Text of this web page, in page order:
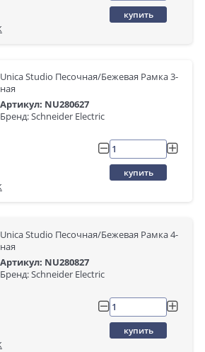
купить
Unica Studio Песочная/Бежевая Рамка 3-
ная
Артикул: NU280627
Бренд: Schneider Electric
купить
Unica Studio Песочная/Бежевая Рамка 4-
ная
Артикул: NU280827
Бренд: Schneider Electric
купить